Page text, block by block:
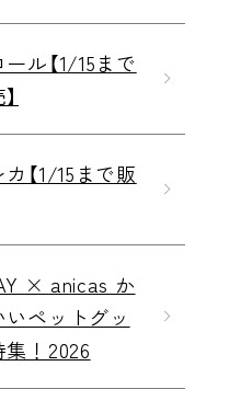
ル【1/15まで
カ【1/15まで販
× anicas か
いペットグッ
集！2026